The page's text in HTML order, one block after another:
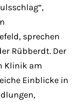
sprechen
Rübberdt. Der
Klinik am
Einblicke in